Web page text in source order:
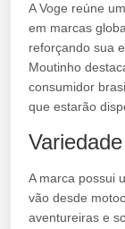
A Voge reúne
em marcas
reforçando sua
Moutinho
consumidor
que estarão
A marca possui
vão desde
aventureiras e